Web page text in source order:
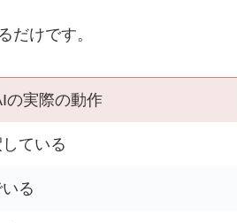
だけです。
の実際の動作
ている
る